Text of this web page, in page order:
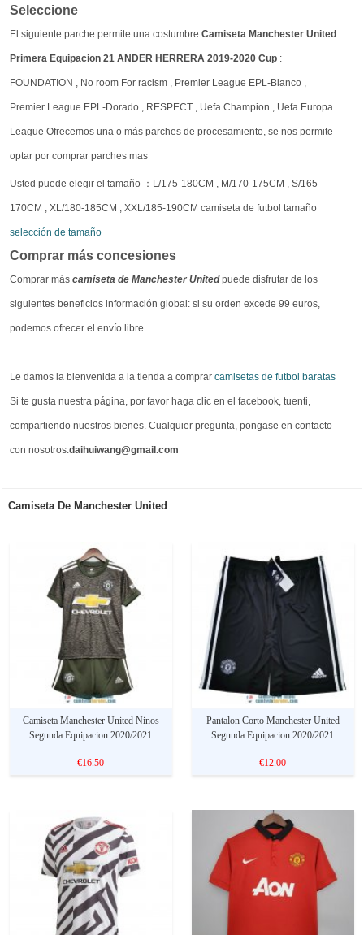
Seleccione
El siguiente parche permite una costumbre Camiseta Manchester United
Primera Equipacion 21 ANDER HERRERA 2019-2020 Cup :
FOUNDATION , No room For racism , Premier League EPL-Blanco ,
Premier League EPL-Dorado , RESPECT , Uefa Champion , Uefa Europa
League Ofrecemos una o más parches de procesamiento, se nos permite
optar por comprar parches mas
Usted puede elegir el tamaño ：L/175-180CM , M/170-175CM , S/165-
170CM , XL/180-185CM , XXL/185-190CM camiseta de futbol tamaño
selección de tamaño
Comprar más concesiones
Comprar más camiseta de Manchester Unitedpuede disfrutar de los
siguientes beneficios información global: si su orden excede 99 euros,
podemos ofrecer el envío libre.
Le damos la bienvenida a la tienda a comprar camisetas de futbol baratas
Si te gusta nuestra página, por favor haga clic en el facebook, tuenti,
compartiendo nuestros bienes. Cualquier pregunta, pongase en contacto
con nosotros:daihuiwang@gmail.com
Camiseta De Manchester United
Camiseta Manchester United Ninos
Segunda Equipacion 2020/2021
€16.50
Pantalon Corto Manchester United
Segunda Equipacion 2020/2021
€12.00